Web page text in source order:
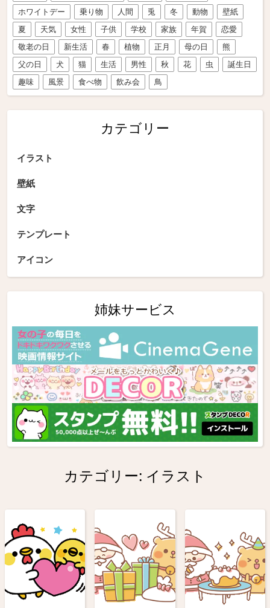
ホワイトデー
乗り物 人間 兎 冬 動物
壁紙
夏
天気 女性 子供 学校 家族 年賀
恋愛
敬老の日
新生活 春 植物 正月 母の日
熊
父の日
犬 猫 生活 男性 秋 花 虫
誕生日
趣味
風景 食べ物 飲み会 鳥
カテゴリー
イラスト
壁紙
文字
テンプレート
アイコン
姉妹サービス
カテゴリー: イラスト